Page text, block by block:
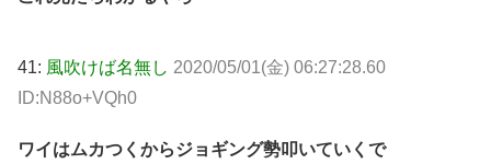
41: 風吹けば名無し 2020/05/01(金) 06:27:28.60
ID:N88o+VQh0
ワイはムカつくからジョギング勢叩いていくで